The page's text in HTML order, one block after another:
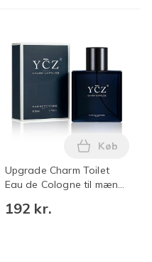
Free Water Eau de
Upgrade Charm Toilet
Eau de Cologne til mænd
udendørsrejser (Ycz50ml)
192 kr.
Læg
Køb